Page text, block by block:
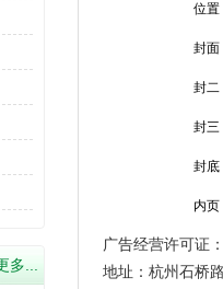
位置
封面
封二
封三
封底
内页
广告经营许可证
地址：杭州石桥
多...